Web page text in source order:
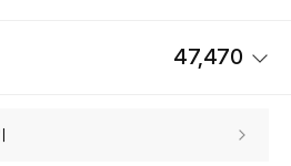
47,470